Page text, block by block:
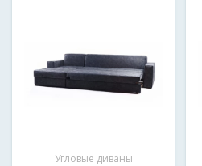
Угловые диваны